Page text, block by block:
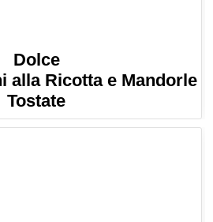
Dolce
alla Ricotta e Mandorle
Tostate